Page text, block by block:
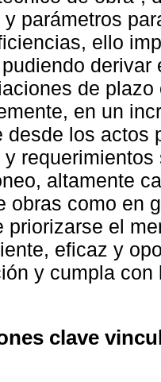
parámetros
ello
de
en un
desde los actos
altamente
obras como en
priorizarse el
eficaz y
y cumpla
clave